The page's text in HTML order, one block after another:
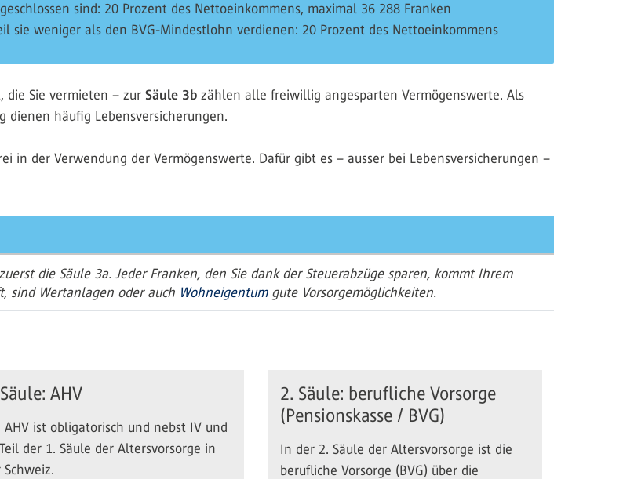
sind: 20 Prozent des Nettoeinkommens, maximal 36 288 Franken
sie weniger als den BVG-Mindestlohn verdienen: 20 Prozent des Nettoeinkommens
die Sie vermieten – zur Säule 3b zählen alle freiwillig angesparten Vermögenswerte. Als
dienen häufig Lebensversicherungen.
in der Verwendung der Vermögenswerte. Dafür gibt es – ausser bei Lebensversicherungen –
die Säule 3a. Jeder Franken, den Sie dank der Steuerabzüge sparen, kommt Ihrem
sind Wertanlagen oder auch Wohneigentumgute Vorsorgemöglichkeiten.
AHV
AHV ist obligatorisch und nebst IV und
der 1. Säule der Altersvorsorge in
Schweiz.
2. Säule: berufliche Vorsorge
(Pensionskasse / BVG)
In der 2. Säule der Altersvorsorge ist die
berufliche Vorsorge (BVG) über die